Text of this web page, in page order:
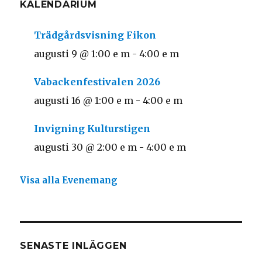
KALENDARIUM
Trädgårdsvisning Fikon
augusti 9 @ 1:00 e m -4:00 e m
Vabackenfestivalen 2026
augusti 16 @ 1:00 e m -4:00 e m
Invigning Kulturstigen
augusti 30 @ 2:00 e m -4:00 e m
Visa alla Evenemang
SENASTE INLÄGGEN